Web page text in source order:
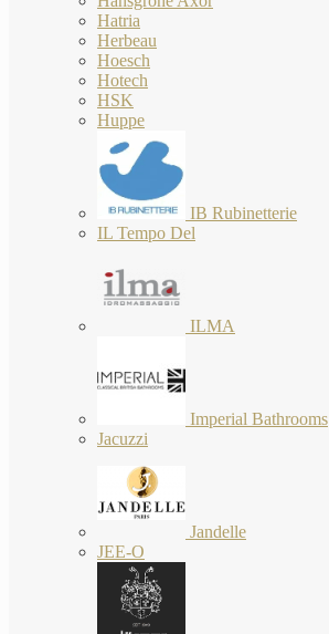
Hatria
Herbeau
Hoesch
Hotech
HSK
Huppe
IB Rubinetterie
IL Tempo Del
ILMA
Imperial Bathrooms
Jacuzzi
Jandelle
JEE-O